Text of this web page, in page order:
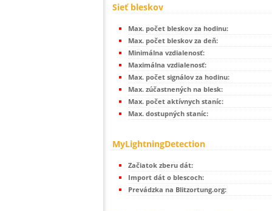
Sieť bleskov
Max. počet bleskov za hodinu:
Max. počet bleskov za deň:
Minimálna vzdialenosť:
Maximálna vzdialenosť:
Max. počet signálov za hodinu:
Max. zúčastnených na blesk:
Max. počet aktívnych staníc:
Max. dostupných staníc:
MyLightningDetection
Začiatok zberu dát:
Import dát o blescoch:
Prevádzka na Blitzortung.org: